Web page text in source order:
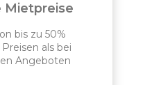
Mietpreise
bis zu 50%
als bei
Angeboten